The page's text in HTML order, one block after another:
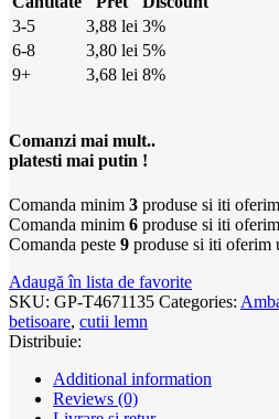
3-5
3,88 lei 3%
6-8
3,80 lei 5%
9+
3,68 lei 8%
Comanzi mai mult..
platesti mai putin !
Comanda minim 3 produse si iti
Comanda minim 6 produse si iti
Comanda peste 9 produse si iti oferim
Adaugă în lista de favorite
SKU: GP-T4671135 Categories:
betisoare, cutii lemn
Distribuie:
Additional information
Reviews (0)